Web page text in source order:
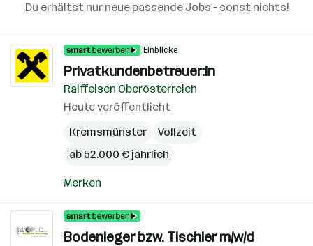
Du erhältst nur neue passende Jobs – sonst nichts!
Einblicke
Privatkundenbetreuer:in
Raiffeisen Oberösterreich
Heute veröffentlicht
Kremsmünster
Vollzeit
ab 52.000 € jährlich
Merken
Bodenleger bzw. Tischler m/w/d